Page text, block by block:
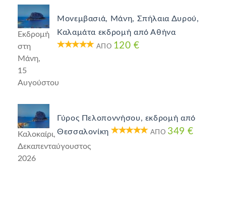
Εκδρομή
στη
Μάνη,
15
Αυγούστου
Μονεμβασιά, Μάνη, Σπήλαια Δυρού,
Καλαμάτα εκδρομή από Αθήνα
ΑΠΌ 120 €
Καλοκαίρι,
Δεκαπενταύγουστος
2026
Γύρος Πελοποννήσου, εκδρομή από
Θεσσαλονίκη
ΑΠΌ 349 €